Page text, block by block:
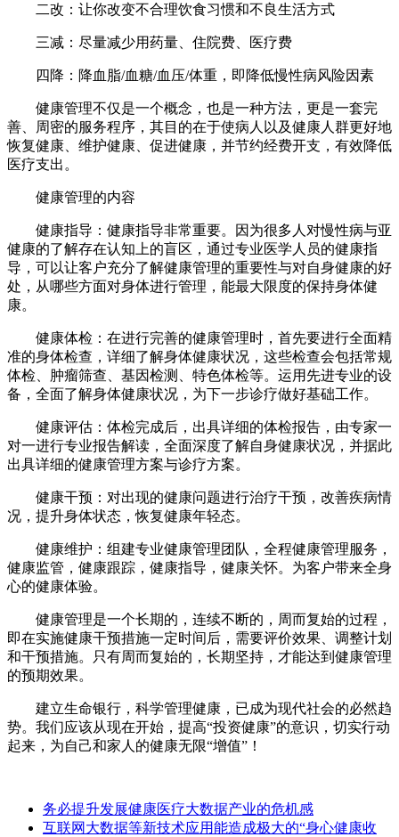
二改：让你改变不合理饮食习惯和不良生活方式
三减：尽量减少用药量、住院费、医疗费
四降：降血脂/血糖/血压/体重，即降低慢性病风险因素
健康管理不仅是一个概念，也是一种方法，更是一套完
善、周密的服务程序，其目的在于使病人以及健康人群更好地
恢复健康、维护健康、促进健康，并节约经费开支，有效降低
医疗支出。
健康管理的内容
健康指导：健康指导非常重要。因为很多人对慢性病与亚
健康的了解存在认知上的盲区，通过专业医学人员的健康指
导，可以让客户充分了解健康管理的重要性与对自身健康的好
处，从哪些方面对身体进行管理，能最大限度的保持身体健
康。
健康体检：在进行完善的健康管理时，首先要进行全面精
准的身体检查，详细了解身体健康状况，这些检查会包括常规
体检、肿瘤筛查、基因检测、特色体检等。运用先进专业的设
备，全面了解身体健康状况，为下一步诊疗做好基础工作。
健康评估：体检完成后，出具详细的体检报告，由专家一
对一进行专业报告解读，全面深度了解自身健康状况，并据此
出具详细的健康管理方案与诊疗方案。
健康干预：对出现的健康问题进行治疗干预，改善疾病情
况，提升身体状态，恢复健康年轻态。
健康维护：组建专业健康管理团队，全程健康管理服务，
健康监管，健康跟踪，健康指导，健康关怀。为客户带来全身
心的健康体验。
健康管理是一个长期的，连续不断的，周而复始的过程，
即在实施健康干预措施一定时间后，需要评价效果、调整计划
和干预措施。只有周而复始的，长期坚持，才能达到健康管理
的预期效果。
建立生命银行，科学管理健康，已成为现代社会的必然趋
势。我们应该从现在开始，提高“投资健康”的意识，切实行动
起来，为自己和家人的健康无限“增值”！
务必提升发展健康医疗大数据产业的危机感
互联网大数据等新技术应用能造成极大的“身心健康收